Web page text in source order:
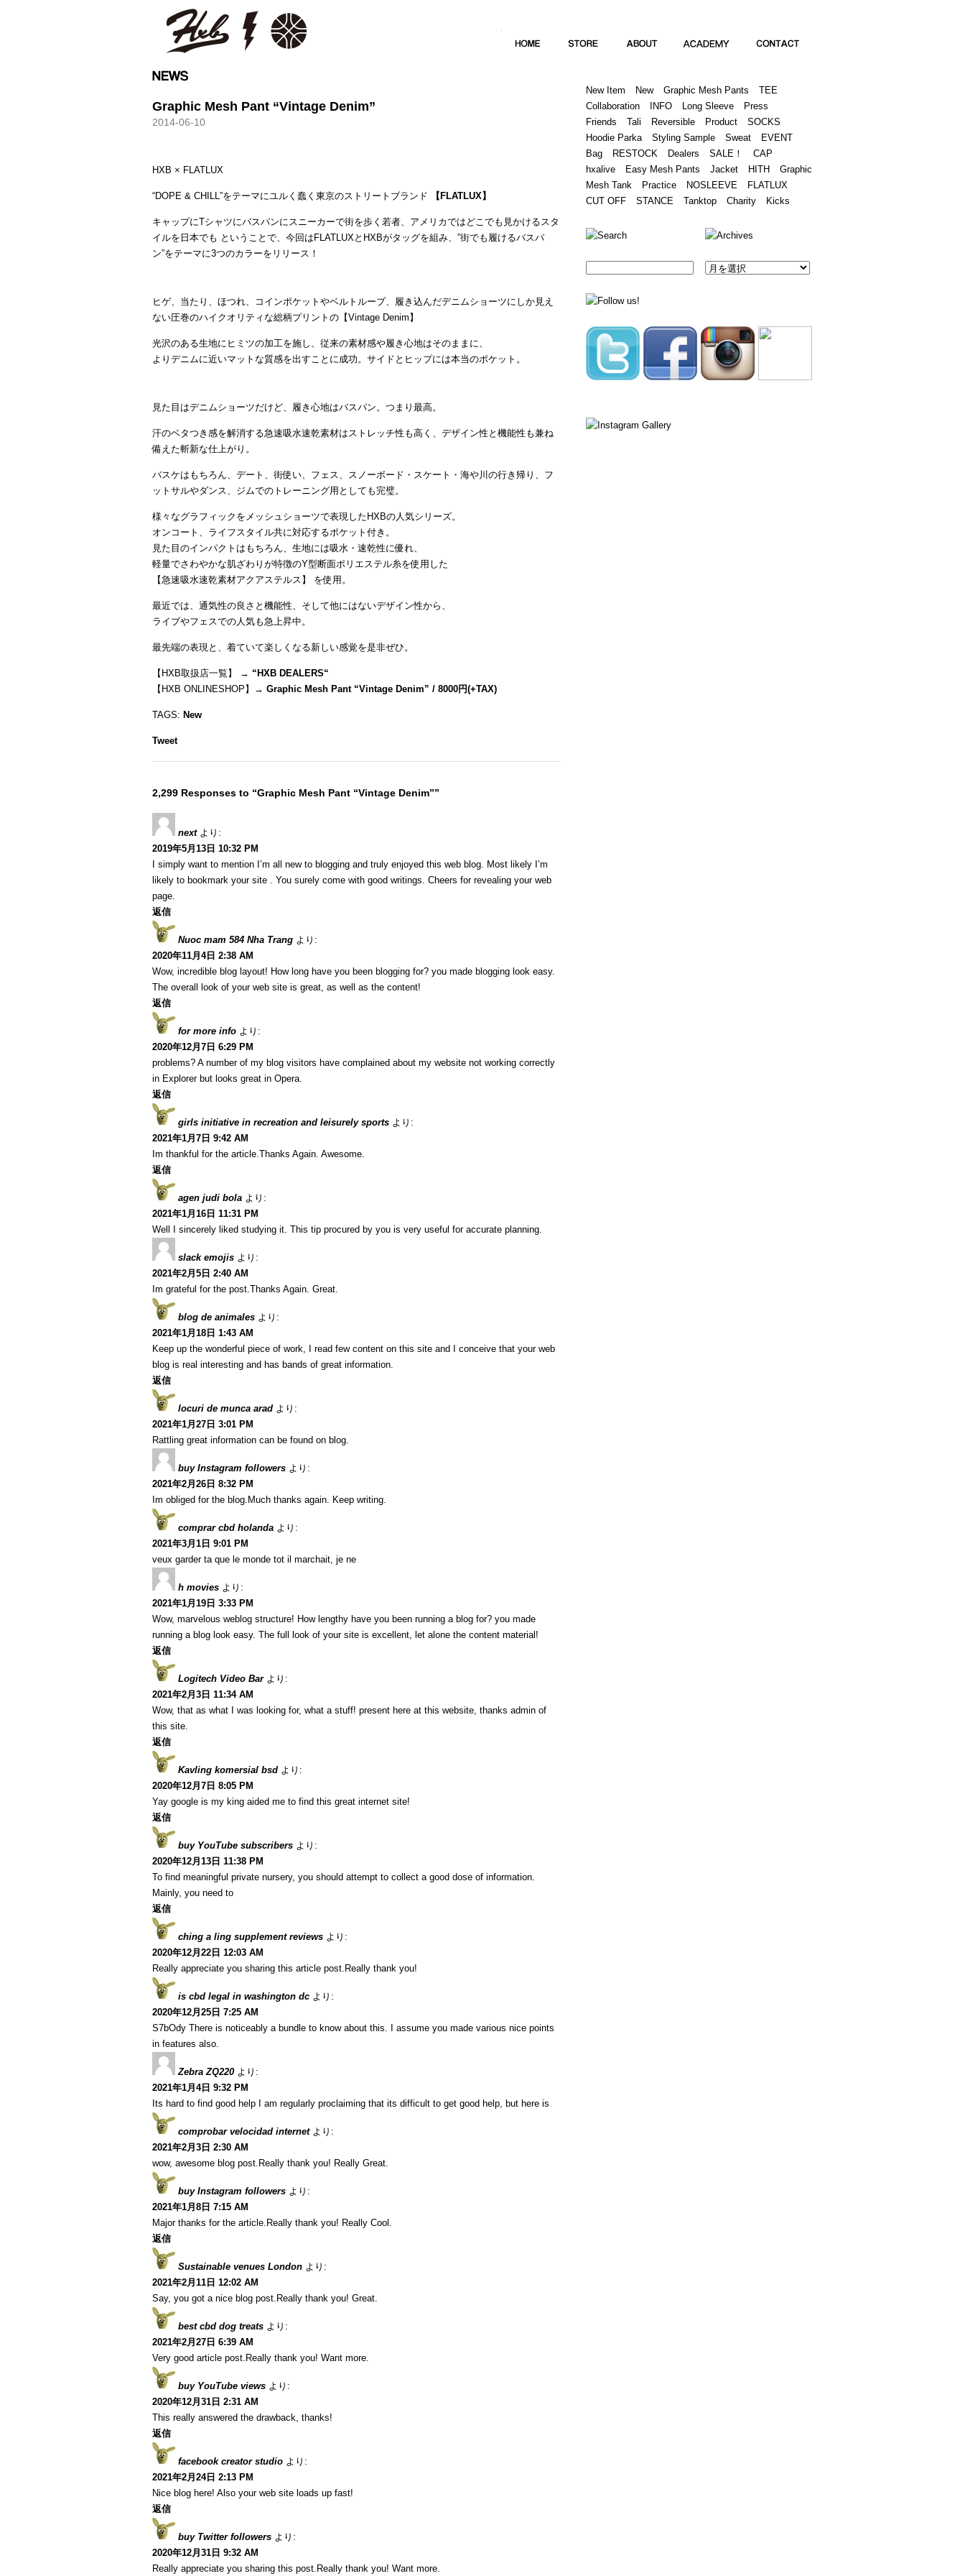
Graphic Mesh Pant “Vintage Denim”
2014-06-10
HXB × FLATLUX
“DOPE & CHILL”をテーマにユルく蠢く東京のストリートブランド 【FLATLUX】
キャップにTシャツにバスパンにスニーカーで街を歩く若者、アメリカではどこでも見かけるスタ
イルを日本でも ということで、今回はFLATLUXとHXBがタッグを組み、”街でも履けるバスパ
ン”をテーマに3つのカラーをリリース！
ヒゲ、当たり、ほつれ、コインポケットやベルトループ、履き込んだデニムショーツにしか見え
ない圧巻のハイクオリティな総柄プリントの【Vintage Denim】
光沢のある生地にヒミツの加工を施し、従来の素材感や履き心地はそのままに、
よりデニムに近いマットな質感を出すことに成功。サイドとヒップには本当のポケット。
見た目はデニムショーツだけど、履き心地はバスパン。つまり最高。
汗のベタつき感を解消する急速吸水速乾素材はストレッチ性も高く、デザイン性と機能性も兼ね
備えた斬新な仕上がり。
バスケはもちろん、デート、街使い、フェス、スノーボード・スケート・海や川の行き帰り、フ
ットサルやダンス、ジムでのトレーニング用としても完璧。
様々なグラフィックをメッシュショーツで表現したHXBの人気シリーズ。
オンコート、ライフスタイル共に対応するポケット付き。
見た目のインパクトはもちろん、生地には吸水・速乾性に優れ、
軽量でさわやかな肌ざわりが特徴のY型断面ポリエステル糸を使用した
【急速吸水速乾素材アクアステルス】 を使用。
最近では、通気性の良さと機能性、そして他にはないデザイン性から、
ライブやフェスでの人気も急上昇中。
最先端の表現と、着ていて楽しくなる新しい感覚を是非ぜひ。
【HXB取扱店一覧】 → “ HXB DEALERS“
【HXB ONLINESHOP】→ Graphic Mesh Pant “Vintage Denim” / 8000円(+TAX)
TAGS: New
Tweet
2,299 Responses to “Graphic Mesh Pant “Vintage Denim””
next より:
2019年5月13日 10:32 PM
I simply want to mention I’m all new to blogging and truly enjoyed this web blog. Most likely I’m
likely to bookmark your site . You surely come with good writings. Cheers for revealing your web
page.
返信
Nuoc mam 584 Nha Trang より:
2020年11月4日 2:38 AM
Wow, incredible blog layout! How long have you been blogging for? you made blogging look easy.
The overall look of your web site is great, as well as the content!
返信
for more info より:
2020年12月7日 6:29 PM
problems? A number of my blog visitors have complained about my website not working correctly
in Explorer but looks great in Opera.
返信
girls initiative in recreation and leisurely sports より:
2021年1月7日 9:42 AM
Im thankful for the article.Thanks Again. Awesome.
返信
agen judi bola より:
2021年1月16日 11:31 PM
Well I sincerely liked studying it. This tip procured by you is very useful for accurate planning.
slack emojis より:
2021年2月5日 2:40 AM
Im grateful for the post.Thanks Again. Great.
blog de animales より:
2021年1月18日 1:43 AM
Keep up the wonderful piece of work, I read few content on this site and I conceive that your web
blog is real interesting and has bands of great information.
返信
locuri de munca arad より:
2021年1月27日 3:01 PM
Rattling great information can be found on blog.
buy Instagram followers より:
2021年2月26日 8:32 PM
Im obliged for the blog.Much thanks again. Keep writing.
comprar cbd holanda より:
2021年3月1日 9:01 PM
veux garder ta que le monde tot il marchait, je ne
h movies より:
2021年1月19日 3:33 PM
Wow, marvelous weblog structure! How lengthy have you been running a blog for? you made
running a blog look easy. The full look of your site is excellent, let alone the content material!
返信
Logitech Video Bar より:
2021年2月3日 11:34 AM
Wow, that as what I was looking for, what a stuff! present here at this website, thanks admin of
this site.
返信
Kavling komersial bsd より:
2020年12月7日 8:05 PM
Yay google is my king aided me to find this great internet site!
返信
buy YouTube subscribers より:
2020年12月13日 11:38 PM
To find meaningful private nursery, you should attempt to collect a good dose of information.
Mainly, you need to
返信
ching a ling supplement reviews より:
2020年12月22日 12:03 AM
Really appreciate you sharing this article post.Really thank you!
is cbd legal in washington dc より:
2020年12月25日 7:25 AM
S7bOdy There is noticeably a bundle to know about this. I assume you made various nice points
in features also.
Zebra ZQ220 より:
2021年1月4日 9:32 PM
Its hard to find good help I am regularly proclaiming that its difficult to get good help, but here is
comprobar velocidad internet より:
2021年2月3日 2:30 AM
wow, awesome blog post.Really thank you! Really Great.
buy Instagram followers より:
2021年1月8日 7:15 AM
Major thanks for the article.Really thank you! Really Cool.
返信
Sustainable venues London より:
2021年2月11日 12:02 AM
Say, you got a nice blog post.Really thank you! Great.
best cbd dog treats より:
2021年2月27日 6:39 AM
Very good article post.Really thank you! Want more.
buy YouTube views より:
2020年12月31日 2:31 AM
This really answered the drawback, thanks!
返信
facebook creator studio より:
2021年2月24日 2:13 PM
Nice blog here! Also your web site loads up fast!
返信
buy Twitter followers より:
2020年12月31日 9:32 AM
Really appreciate you sharing this post.Really thank you! Want more.
New Item New Graphic Mesh Pants
TEE
Collaboration
INFO Long Sleeve
Press
Friends
Tali Reversible Product
SOCKS
Hoodie Parka
Styling Sample Sweat
EVENT
Bag
RESTOCK Dealers SALE！
CAP
hxalive
Easy Mesh Pants Jacket HITH
Graphic
Mesh Tank
Practice NOSLEEVE
FLATLUX
CUT OFF
STANCE Tanktop Charity Kicks